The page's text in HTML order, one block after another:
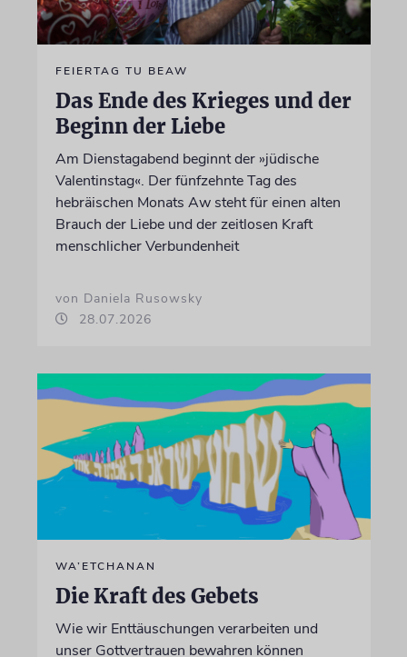
FEIERTAG TU BEAW
Das Ende des Krieges und der
Beginn der Liebe
Am Dienstagabend beginnt der »jüdische
Valentinstag«. Der fünfzehnte Tag des
hebräischen Monats Aw steht für einen alten
Brauch der Liebe und der zeitlosen Kraft
menschlicher Verbundenheit
von Daniela Rusowsky
28.07.2026
WA’ETCHANAN
Die Kraft des Gebets
Wie wir Enttäuschungen verarbeiten und
unser Gottvertrauen bewahren können